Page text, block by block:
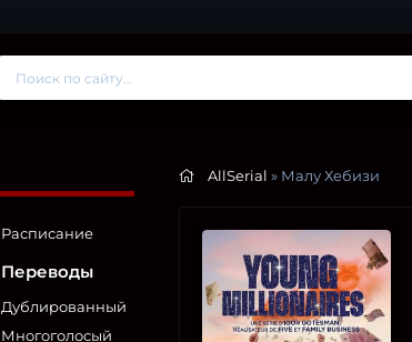
Расписание
Переводы
Дублированный
Многоголосый
AllSerial » Малу Хебизи